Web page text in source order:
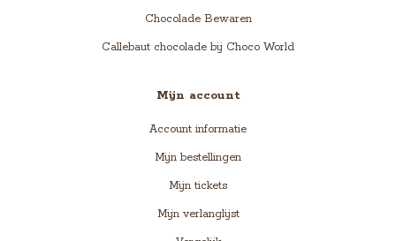
Chocolade Bewaren
Callebaut chocolade bij Choco World
Mijn account
Account informatie
Mijn bestellingen
Mijn tickets
Mijn verlanglijst